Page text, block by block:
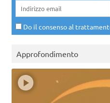
Do il consenso al
Approfondimento